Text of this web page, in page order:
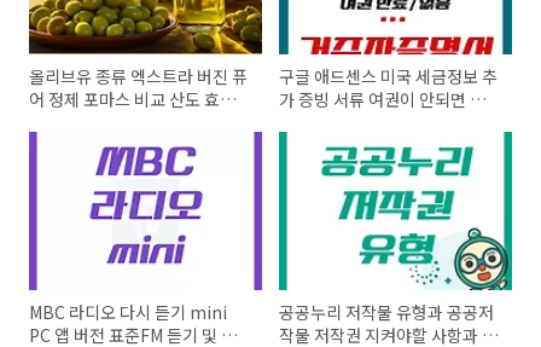
올리브유 종류 엑스트라 버진 퓨
어 정제 포마스 비교 산도 효능
구글 애드센스 미국 세금정보 추
가 증빙 서류 여권이 안되면 이
MBC 라디오 다시 듣기 mini
PC 앱 버전 표준FM 듣기 및 편
공공누리 저작물 유형과 공공저
작물 저작권 지켜야할 사항과 금